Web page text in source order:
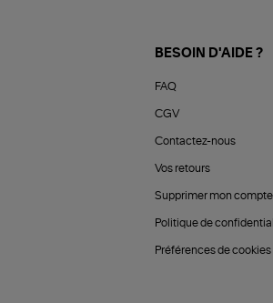
BESOIN D'AIDE ?
FAQ
CGV
Contactez-nous
Vos retours
Supprimer mon compte
Politique de
Préférences de cookies